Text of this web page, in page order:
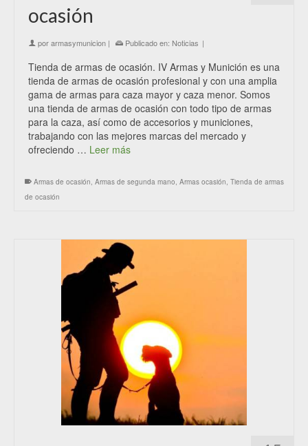
ocasión
porarmasymunicion | Publicado en: Noticias |
Tienda de armas de ocasión. IV Armas y Munición es una
tienda de armas de ocasión profesional y con una amplia
gama de armas para caza mayor y caza menor. Somos
una tienda de armas de ocasión con todo tipo de armas
para la caza, así como de accesorios y municiones,
trabajando con las mejores marcas del mercado y
ofreciendo … Leer más
Armas de ocasión, Armas de segunda mano, Armas ocasión, Tienda de armas
de ocasión